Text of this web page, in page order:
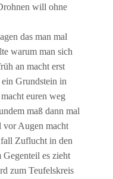
will ohne
das man mal
warum man sich
an macht erst
ein Grundstein in
euren weg
maß dann mal
vor Augen macht
Zuflucht in den
es zieht
zum Teufelskreis